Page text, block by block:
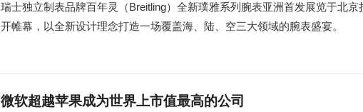
瑞士独立制表品牌百年灵（Breitling）全新璞雅系列腕表亚洲首发展览于北京
开帷幕，以全新设计理念打造一场覆盖海、陆、空三大领域的腕表盛宴。
微软超越苹果成为世界上市值最高的公司